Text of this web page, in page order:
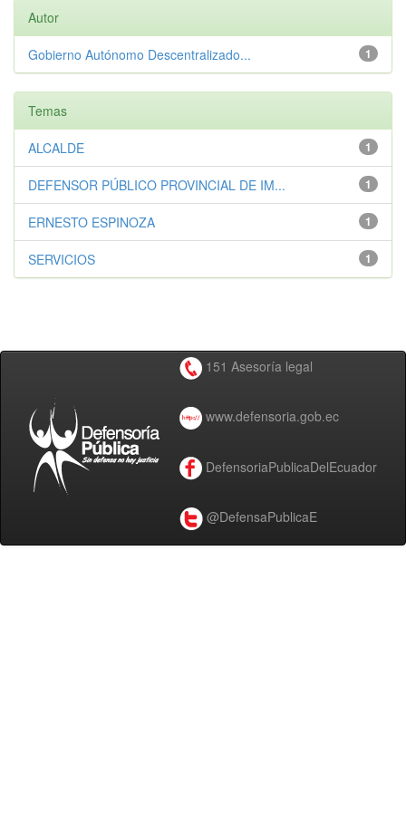
Autor
1
Gobierno Autónomo Descentralizado...
Temas
1
ALCALDE
1
DEFENSOR PÚBLICO PROVINCIAL DE IM...
1
ERNESTO ESPINOZA
1
SERVICIOS
151 Asesoría legal
www.defensoria.gob.ec
DefensoriaPublicaDelEcuador
@DefensaPublicaE